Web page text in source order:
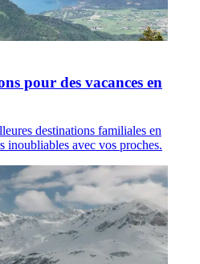
pour des vacances en
destinations familiales en
inoubliables avec vos proches.